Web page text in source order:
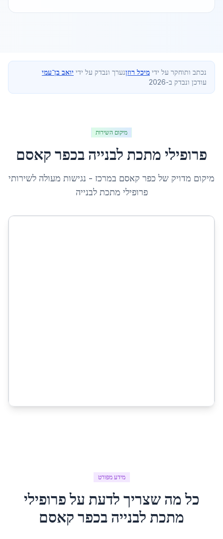
נכתב ותוחקר על ידי מיכל רוזןנערך ונבדק על ידי יואב בן־עמי
עודכן ונבדק ב-2026
מיקום השירות
פרופילי מתכת לבנייה בכפר קאסם
מיקום מדויק של כפר קאסם במרכז - נגישות מעולה לשירותי
פרופילי מתכת לבנייה
מידע מפורט
כל מה שצריך לדעת עלפרופילי
מתכת לבנייה בכפר קאסם